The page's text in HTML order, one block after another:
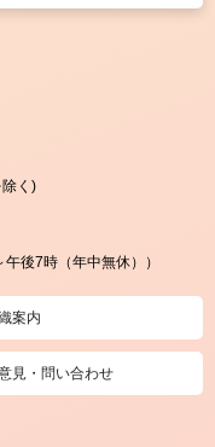
く)
後7時（年中無休））
案内
見・問い合わせ